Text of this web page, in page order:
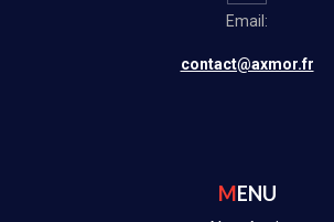
Email:
contact@axmor.fr
MENU